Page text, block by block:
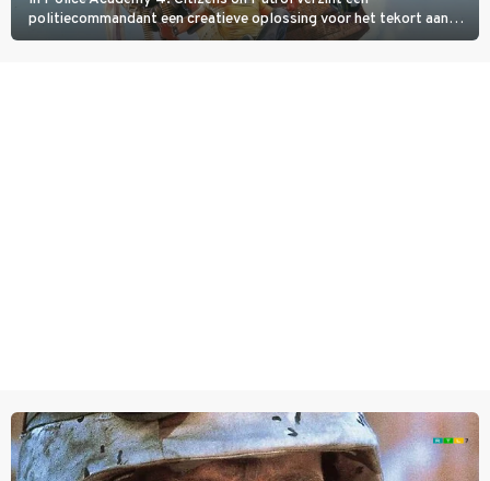
politiecommandant een creatieve oplossing voor het tekort aan
agenten.